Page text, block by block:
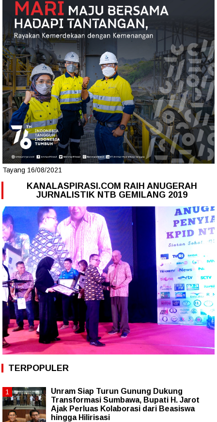
Tayang 16/08/2021
KANALASPIRASI.COM RAIH ANUGERAH
JURNALISTIK NTB GEMILANG 2019
TERPOPULER
Unram Siap Turun Gunung Dukung
Transformasi Sumbawa, Bupati H. Jarot
Ajak Perluas Kolaborasi dari Beasiswa
hingga Hilirisasi